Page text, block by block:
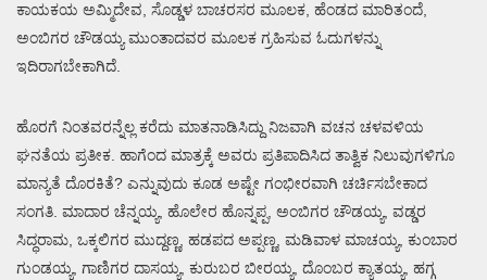
ಕಾಯಕಯ ಅಮ್ಮಿದೇವ, ಸೊಡ್ಡಳ ಬಾಚರಸರ ಮೂಲಕ, ಹೆಂಡದ ಮಾರಿತಂದೆ,
ಅಂಬಿಗರ ಚೌಡಯ್ಯ ಮುಂತಾದವರ ಮೂಲಕ ಗ್ರಹಿಸುವ ಓದುಗಳನ್ನು
ಇದಿರಾಗಬೇಕಾಗಿದೆ.
ಹೊರಗೆ ನಿಂತವರನ್ನೆಲ್ಲ ಕರೆದು ಮಾತನಾಡಿಸಿದ್ದು ನಿಜವಾಗಿ ವಚನ ಚಳವಳಿಯ
ಘನತೆಯ ಪ್ರತೀಕ. ಹಾಗೆಂದ ಮಾತ್ರಕ್ಕೆ ಅವರು ಪ್ರತಿಪಾದಿಸಿದ ತಾತ್ವಿಕ ನಿಲುವುಗಳಿಗೂ
ಮಾನ್ಯತೆ ದೊರಕಿತೆ? ಎನ್ನುವುದು ಕೂಡ ಅಷ್ಟೇ ಗಂಭೀರವಾಗಿ ಚರ್ಚಿಸಬೇಕಾದ
ಸಂಗತಿ. ಮಾದಾರ ಚೆನ್ನಯ್ಯ, ಹೊಲೇರ ಹೊನ್ನಪ್ಪ, ಅಂಬಿಗರ ಚೌಡಯ್ಯ, ವಡ್ಡರ
ಸಿದ್ಧರಾಮ, ಒಕ್ಕಲಿಗರ ಮುದ್ದಣ್ಣ, ಹಡಪದ ಅಪ್ಪಣ್ಣ, ಮಡಿವಾಳ ಮಾಚಯ್ಯ, ಕುಂಬಾರ
ಗುಂಡಯ್ಯ, ಗಾಣಿಗರ ದಾಸಯ್ಯ, ಕುರುಬರ ಬೀರಯ್ಯ, ದೊಂಬರ ಕ್ಯಾತಯ್ಯ, ಹಗ್ಗ